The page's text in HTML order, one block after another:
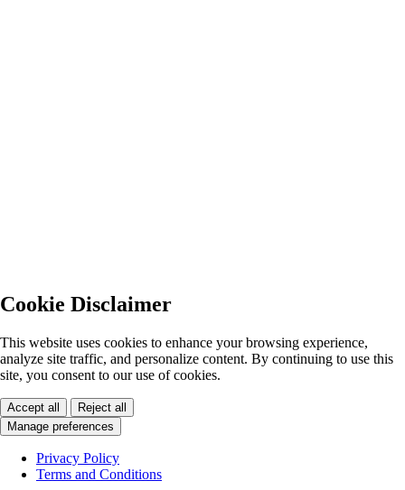
Cookie Disclaimer
This website uses cookies to enhance your browsing experience,
analyze site traffic, and personalize content. By continuing to use this
site, you consent to our use of cookies.
Accept all
Reject all
Manage preferences
Privacy Policy
Terms and Conditions